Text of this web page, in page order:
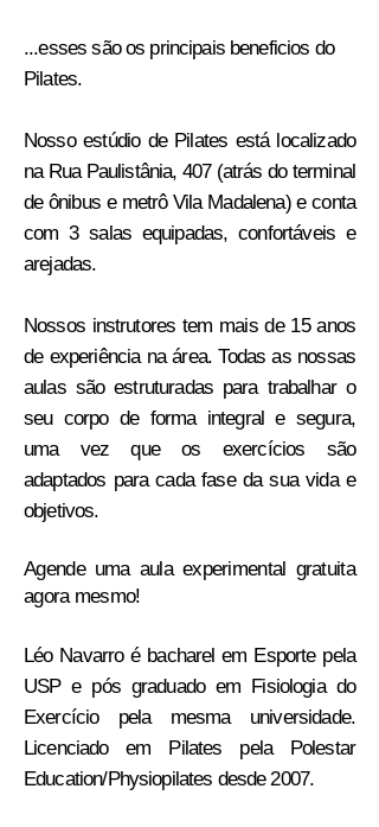
...esses são os principais beneficios do
Pilates.
Nosso estúdio de Pilates está localizado
na Rua Paulistânia, 407 (atrás do terminal
de ônibus e metrô Vila Madalena) e conta
com 3 salas equipadas, confortáveis e
arejadas.
Nossos instrutores tem mais de 15 anos
de experiência na área. Todas as nossas
aulas são estruturadas para trabalhar o
seu corpo de forma integral e segura,
uma vez que os exercícios são
adaptados para cada fase da sua vida e
objetivos.
Agende uma aula experimental gratuita
agora mesmo!
Léo Navarroé bacharel em Esporte pela
USP e pós graduado em Fisiologia do
Exercício pela mesma universidade.
Licenciado em Pilates pela Polestar
Education/Physiopilates desde 2007.